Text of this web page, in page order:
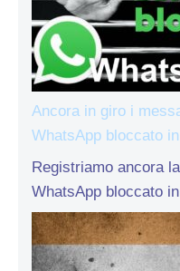
Ancora in giro i
WhatsApp bloccato
Registriamo ancora
WhatsApp bloccato